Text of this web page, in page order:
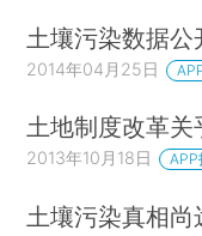
土壤污染数据公
2014年04月25日
土地制度改革关
2013年10月18日 APP
土壤污染真相尚